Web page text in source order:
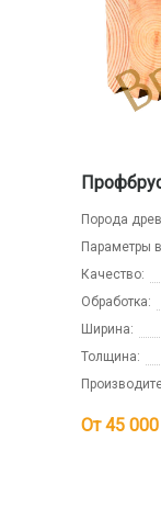
Порода
Параметры
Качество:
Обработка:
Ширина:
Толщина:
От 45 000